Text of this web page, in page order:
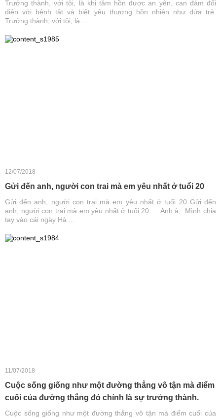
Trưởng thành, với tôi, là khi tâm hồn được an yên, can đảm đối
diện với bệnh tật và biết yêu thương hồn nhiên như đứa trẻ.
Trưởng thành, với tôi, là ...
12/07/2018
Gửi đến anh, người con trai mà em yêu nhất ở tuổi 20
Gửi đến anh, người con trai mà em yêu nhất ở tuổi 20 Gửi đến
anh, người con trai mà em yêu nhất ở tuổi 20 Anh à, Mình chia
tay vào cái ngày Hà ...
11/07/2018
Cuộc sống giống như một đường thẳng vô tận mà điểm
cuối của đường thẳng đó chính là sự trưởng thành.
Cuộc sống giống như một đường thẳng vô tận mà điểm cuối của